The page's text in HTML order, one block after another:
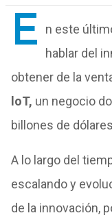
E
n este
hablar del
obtener de la
loT, un negocio
billones de
A lo largo del
escalando y
de la innovación,